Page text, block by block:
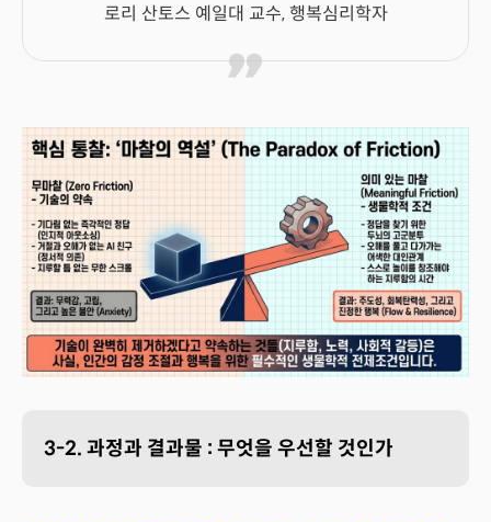
로리 산토스 예일대 교수, 행복심리학자
3-2. 과정과 결과물 : 무엇을 우선할 것인가